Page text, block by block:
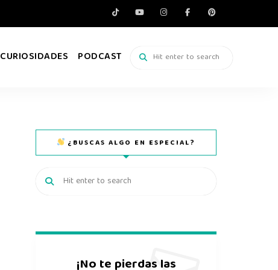
CURIOSIDADES PODCAST
¿BUSCAS ALGO EN ESPECIAL?
¡No te pierdas las